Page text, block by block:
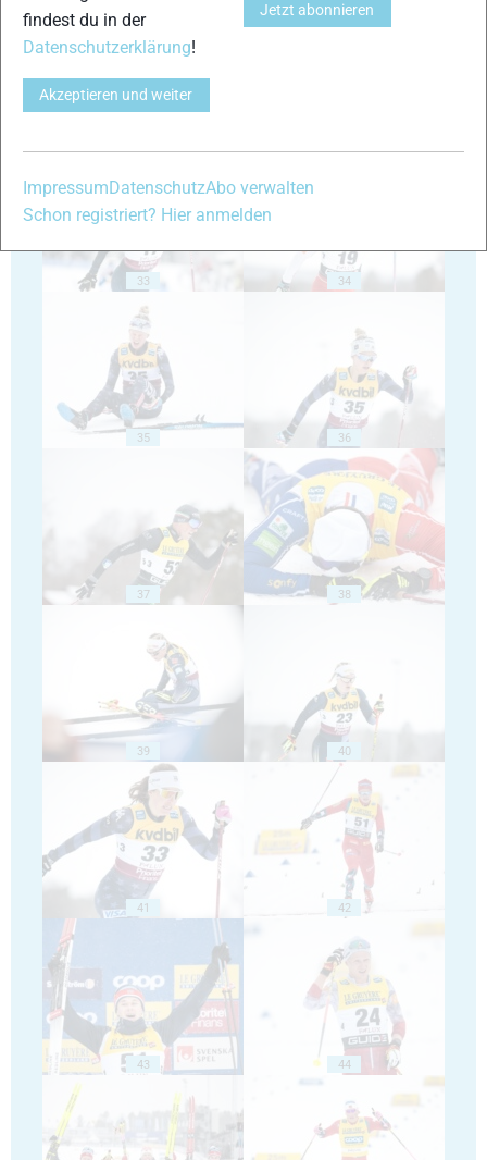
33 34
35 36
37 38
39 40
41 42
43 44
findest du in der
Datenschutzerklärung!
Akzeptieren und weiter
Jetzt abonnieren
ImpressumDatenschutzAbo verwalten
Schon registriert? Hier anmelden